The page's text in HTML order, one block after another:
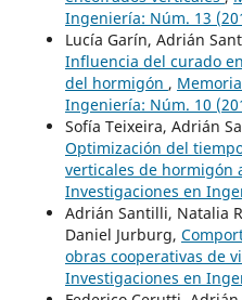
Ingeniería: Núm. 13
Lucía Garín, Adrián
Influencia del curado
del hormigón ,
Ingeniería: Núm. 10
Sofía Teixeira, Adrián
Optimización del
verticales de hormigón
Investigaciones en
Adrián Santilli, Natalia
Daniel Jurburg,
obras cooperativas de
Investigaciones en